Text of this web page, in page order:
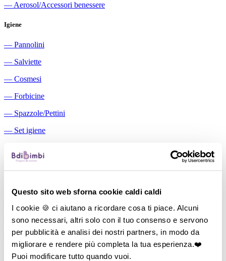
Questo sito web sforna cookie caldi caldi
I cookie 🍪 ci aiutano a ricordare cosa ti piace. Alcuni
sono necessari, altri solo con il tuo consenso e servono
per pubblicità e analisi dei nostri partners, in modo da
migliorare e rendere più completa la tua esperienza.❤️
Puoi modificare tutto quando vuoi.
― Aerosol/Accessori benessere
Igiene
― Pannolini
― Salviette
― Cosmesi
― Forbicine
― Spazzole/Pettini
― Set igiene
Aspiratori nasali manuali
―
Cuscini allattamento
―Biberon
―
Tettarelle
―Succhietti